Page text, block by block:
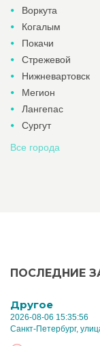
Воркута
Когалым
Покачи
Стрежевой
Нижневартовск
Мегион
Лангепас
Сургут
Все города
ПОСЛЕДНИЕ
Другое
2026-08-06 15:35:56
Санкт-Петербург,